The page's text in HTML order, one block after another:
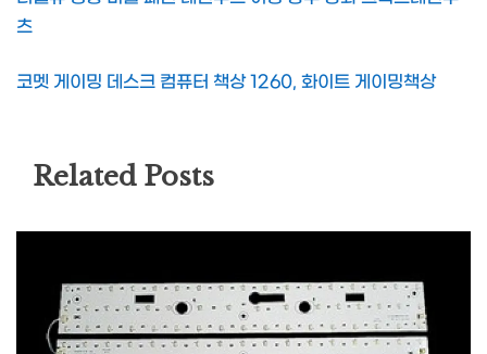
츠
코멧 게이밍 데스크 컴퓨터 책상 1260, 화이트 게이밍책상
Related Posts